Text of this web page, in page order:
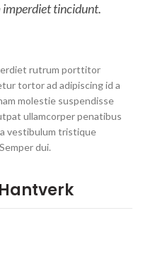
imperdiet tincidunt.
rutrum porttitor
tortor ad adipiscing id a
molestie suspendisse
ullamcorper penatibus
vestibulum tristique
dui.